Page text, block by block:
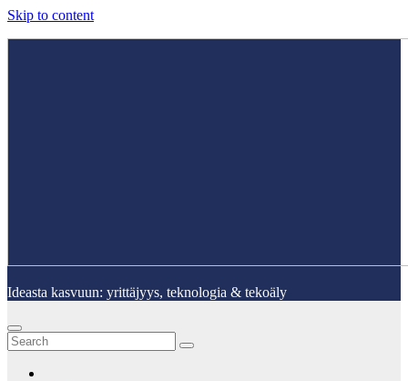
Skip to content
Ideasta kasvuun: yrittäjyys, teknologia & tekoäly